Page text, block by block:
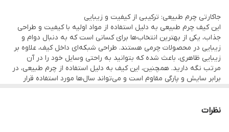
جاکارتی چرم طبیعی: ترکیبی از کیفیت و زیبایی
این کیف چرم طبیعی به دلیل استفاده از مواد اولیه با کیفیت و طراحی
جذاب، یکی از بهترین انتخاب‌ها برای کسانی است که به دنبال دوام و
زیبایی در محصولات چرمی هستند. طراحی شبکه‌ای داخل کیف، علاوه بر
زیبایی ظاهری، باعث شده که بتوانید به راحتی وسایل خود را در آن
مرتب نگه دارید. همچنین، این کیف به دلیل استفاده از چرم طبیعی، در
برابر سایش و پارگی مقاوم است و می‌تواند سال‌ها مورد استفاده قرار
نظرات